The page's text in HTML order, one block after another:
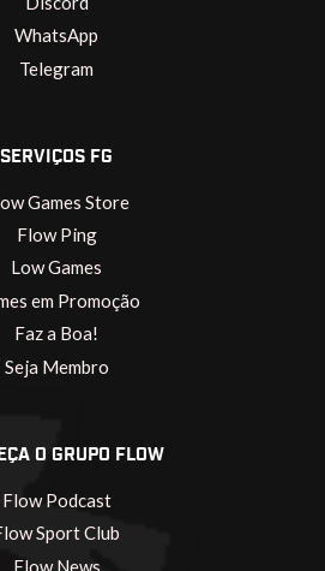
WhatsApp
Telegram
SERVIÇOS FG
Games Store
Flow Ping
Low Games
em Promoção
Faz a Boa!
Seja Membro
O GRUPO FLOW
Flow Podcast
Sport Club
Flow News